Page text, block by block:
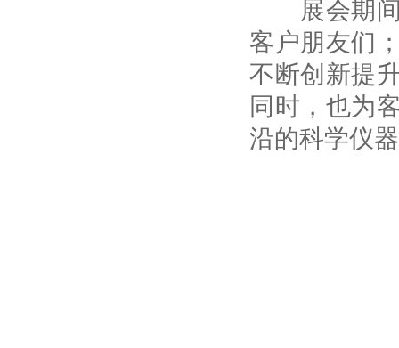
展会期间
客户朋友们
不断创新提
同时，也为
沿的科学仪